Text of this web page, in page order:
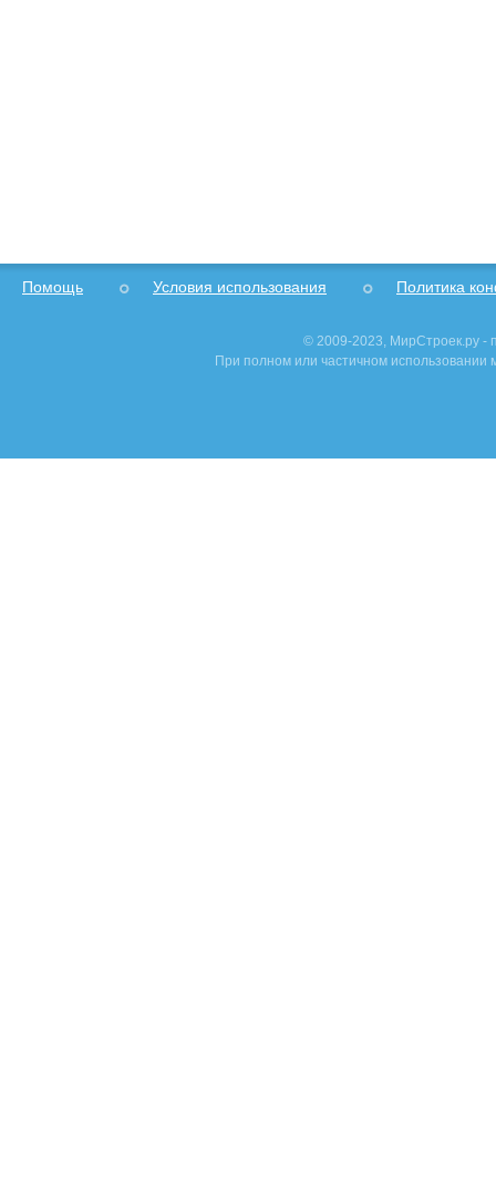
Помощь Условия использования Политика
© 2009-2023, МирСтроек.ру -
При полном или частичном использовании